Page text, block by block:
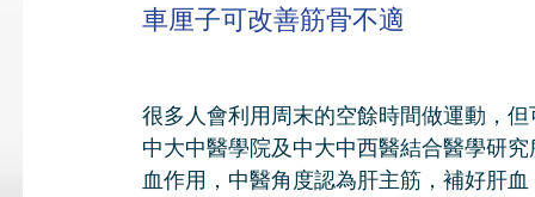
車厘子可改善筋骨不適
很多人會利用周末的空餘時間做運動，
中大中醫學院及中大中西醫結合醫學研
血作用，中醫角度認為肝主筋，補好肝